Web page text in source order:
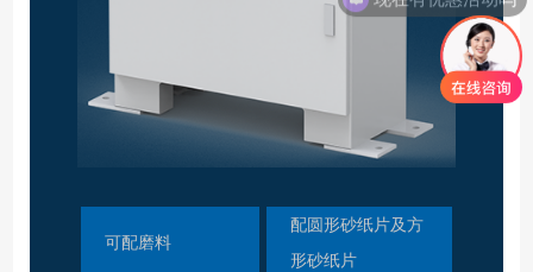
可配磨料
配圆形砂纸片及方
形砂纸片